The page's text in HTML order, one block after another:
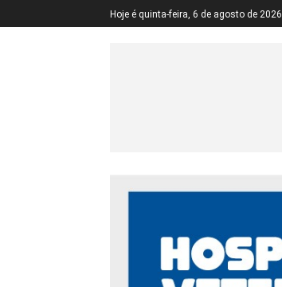
Hoje é quinta-feira, 6 de agosto de 2026